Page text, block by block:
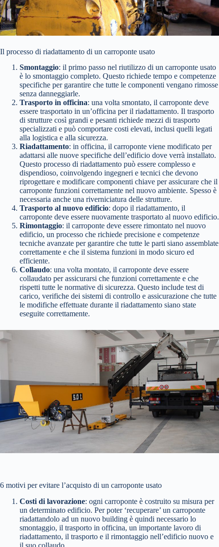
Il processo di riadattamento di un carroponte usato
Smontaggio: il primo passo nel riutilizzo di un carroponte usato
è lo smontaggio completo. Questo richiede tempo e competenze
specifiche per garantire che tutte le componenti vengano rimosse
senza danneggiarle.
Trasporto in officina: una volta smontato, il carroponte deve
essere trasportato in un’officina per il riadattamento. Il trasporto
di strutture così grandi e pesanti richiede mezzi di trasporto
specializzati e può comportare costi elevati, inclusi quelli legati
alla logistica e alla sicurezza.
Riadattamento: in officina, il carroponte viene modificato per
adattarsi alle nuove specifiche dell’edificio dove verrà installato.
Questo processo di riadattamento può essere complesso e
dispendioso, coinvolgendo ingegneri e tecnici che devono
riprogettare e modificare componenti chiave per assicurare che il
carroponte funzioni correttamente nel nuovo ambiente. Spesso è
necessaria anche una riverniciatura delle strutture.
Trasporto al nuovo edificio: dopo il riadattamento, il
carroponte deve essere nuovamente trasportato al nuovo edificio.
Rimontaggio: il carroponte deve essere rimontato nel nuovo
edificio, un processo che richiede precisione e competenze
tecniche avanzate per garantire che tutte le parti siano assemblate
correttamente e che il sistema funzioni in modo sicuro ed
efficiente.
Collaudo: una volta montato, il carroponte deve essere
collaudato per assicurarsi che funzioni correttamente e che
rispetti tutte le normative di sicurezza. Questo include test di
carico, verifiche dei sistemi di controllo e assicurazione che tutte
le modifiche effettuate durante il riadattamento siano state
eseguite correttamente.
6 motivi per evitare l’acquisto di un carroponte usato
Costi di lavorazione: ogni carroponte è costruito su misura per
un determinato edificio. Per poter ‘recuperare’ un carroponte
riadattandolo ad un nuovo building è quindi necessario lo
smontaggio, il trasporto in officina, un importante lavoro di
riadattamento, il trasporto e il rimontaggio nell’edificio nuovo e
il suo collaudo.